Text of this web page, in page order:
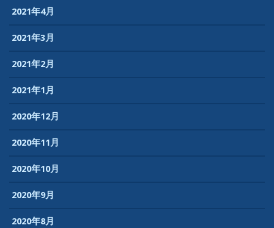
2021年4月
2021年3月
2021年2月
2021年1月
2020年12月
2020年11月
2020年10月
2020年9月
2020年8月